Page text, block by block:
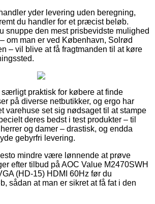
yder levering uden beregning,
du handler for et præcist beløb.
snuppe den mest prisbevidste mulighed
om man er ved København, Solrød
– vil blive at få fragtmanden til at køre
særligt praktisk for købere at finde
på diverse netbutikker, og ergo har
varehuse set sig nødsaget til at stampe
deres bedst i test produkter – til
og damer – drastisk, og endda
gebyrfri levering.
mindre være lønnende at prøve
efter tilbud på AOC Value M2470SWH
(HD-15) HDMI 60Hz før du
sådan at man er sikret at få fat i den